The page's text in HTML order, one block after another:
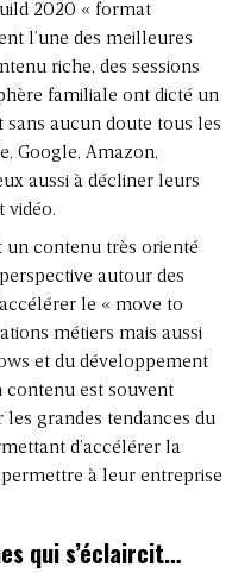
2020 « format
l’une des meilleures
riche, des sessions
familiale ont dicté un
aucun doute tous les
Google, Amazon,
aussi à décliner leurs
vidéo.
contenu très orienté
autour des
le « move to
métiers mais aussi
et du développement
est souvent
grandes tendances du
d’accélérer la
à leur entreprise
qui s’éclaircit…